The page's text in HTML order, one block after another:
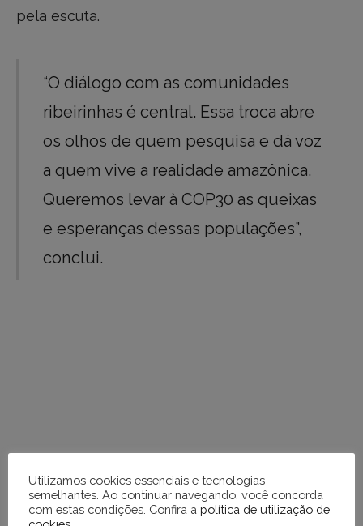
pela escuta.
“O diálogo com as comunidades
ribeirinhas é central. Essa troca abre
os olhos de quem pesquisa e dá voz
a quem vive a realidade amazônica.
Queremos levar à COP30 as queixas
e esperanças dessas populações”,
conclui.
Utilizamos cookies essenciais e tecnologias
semelhantes. Ao continuar navegando, você concorda
com estas condições. Confira a política de utilização de